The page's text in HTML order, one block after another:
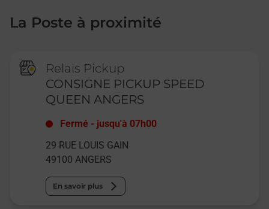
La Poste à proximité
Relais Pickup
CONSIGNE PICKUP SPEED
QUEEN ANGERS
Fermé - jusqu'à 07h00
29 RUE LOUIS GAIN
49100 ANGERS
En savoir plus